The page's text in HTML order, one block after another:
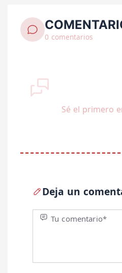
0 comentarios
Sé el primero
Deja un
Tu comentario*